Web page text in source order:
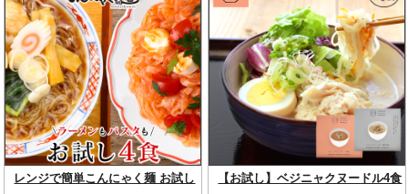
レンジで簡単こんにゃく麺 お試し
【お試し】ベジニャクヌードル4食